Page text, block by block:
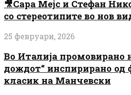
🎥Сара Мејс и Стефан
со стереотипите во нов
25 февруари, 2026
Во Италија промовирано
дождот“ инспирирано од
класик на Манчевски